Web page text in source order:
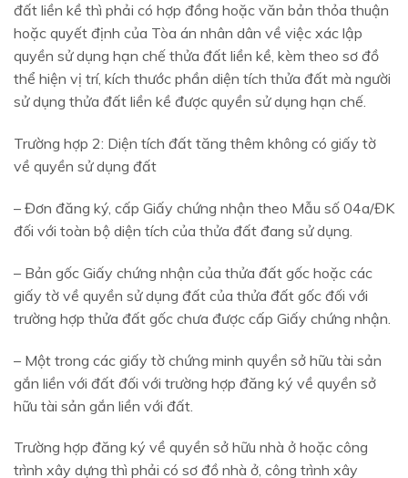
đất liền kề thì phải có hợp đồng hoặc văn bản thỏa thuận
hoặc quyết định của Tòa án nhân dân về việc xác lập
quyền sử dụng hạn chế thửa đất liền kề, kèm theo sơ đồ
thể hiện vị trí, kích thước phần diện tích thửa đất mà người
sử dụng thửa đất liền kề được quyền sử dụng hạn chế.
Trường hợp 2: Diện tích đất tăng thêm không có giấy tờ
về quyền sử dụng đất
– Đơn đăng ký, cấp Giấy chứng nhận theo Mẫu số 04a/ĐK
đối với toàn bộ diện tích của thửa đất đang sử dụng.
– Bản gốc Giấy chứng nhận của thửa đất gốc hoặc các
giấy tờ về quyền sử dụng đất của thửa đất gốc đối với
trường hợp thửa đất gốc chưa được cấp Giấy chứng nhận.
– Một trong các giấy tờ chứng minh quyền sở hữu tài sản
gắn liền với đất đối với trường hợp đăng ký về quyền sở
hữu tài sản gắn liền với đất.
Trường hợp đăng ký về quyền sở hữu nhà ở hoặc công
trình xây dựng thì phải có sơ đồ nhà ở, công trình xây